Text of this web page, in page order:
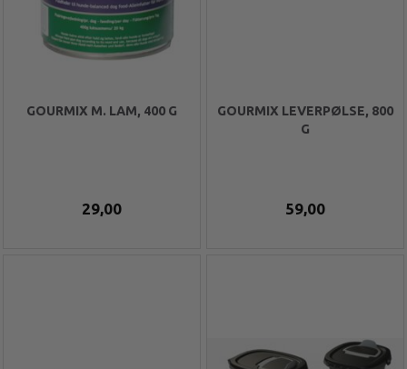
GOURMIX M. LAM, 400 G
29,00
GOURMIX LEVERPØLSE, 800
G
59,00